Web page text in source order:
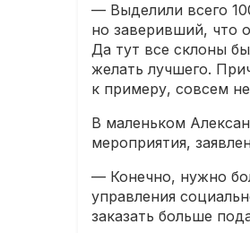
— Выделили всего
но заверивший, что
Да тут все склоны
желать лучшего.
к примеру, совсем
В маленьком
мероприятия,
— Конечно, нужно
управления
заказать больше